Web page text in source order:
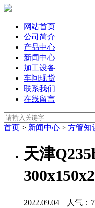
网站首页
公司简介
产品中心
新闻中心
加工设备
车间现货
联系我们
在线留言
首页 > 新闻中心 > 方管知
天津
2022.09.04 人气：